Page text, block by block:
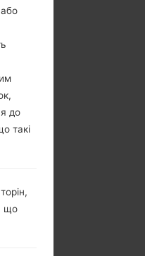
до
такі
що